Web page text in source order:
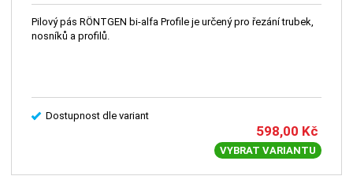
Pilový pás RÖNTGEN bi-alfa Profile je určený pro řezání trubek,
nosníků a profilů.
Dostupnost dle variant
598,00 Kč
VYBRAT VARIANTU